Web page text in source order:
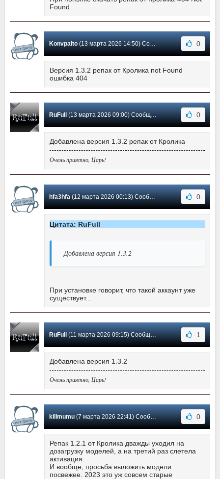
Found
Konvpalto(13 марта 2026 14:50) Сообщение #729 0
Версия 1.3.2 репак от Кролика not Found
ошибка 404
RuFull(13 марта 2026 09:00) Сообщение #728 0
Добавлена версия 1.3.2 репак от Кролика
Очень приятно, Царь!
hfa3hfa(12 марта 2026 00:13) Сообщение #727 0
Цитата: RuFull
Добавлена версия 1.3.2
При установке говорит, что такой аккаунт уже
существует...
RuFull(11 марта 2026 09:15) Сообщение #726 1
Добавлена версия 1.3.2
Очень приятно, Царь!
killmumu(7 марта 2026 22:41) Сообщение #725 0
Репак 1.2.1 от Кролика дважды уходил на
дозагрузку моделей, а на третий раз слетела
активация.
И вообще, просьба выложить модели
посвежее. 2023 это уж совсем старые